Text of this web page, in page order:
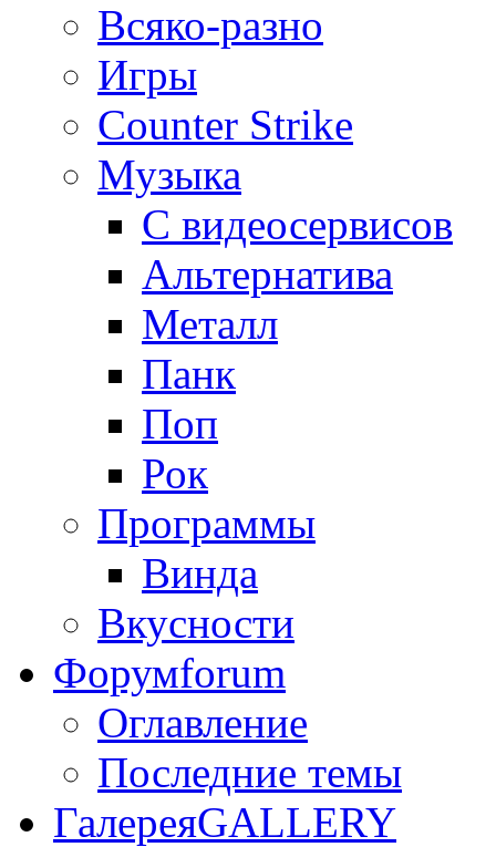
Всяко-разно
Игры
Counter Strike
Музыка
С видеосервисов
Альтернатива
Металл
Панк
Поп
Рок
Программы
Винда
Вкусности
Форумforum
Оглавление
Последние темы
ГалереяGALLERY